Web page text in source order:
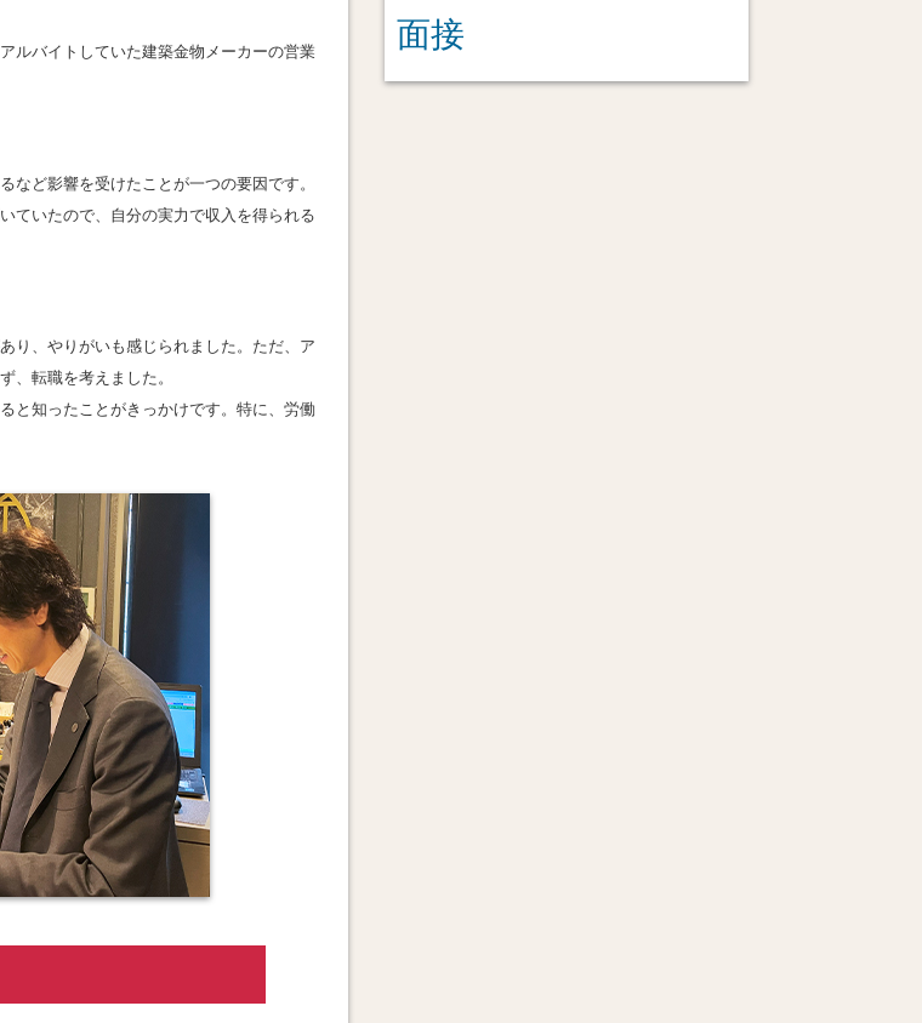
ルバイトしていた建築金物メーカーの営業
など影響を受けたことが一つの要因です。
ていたので、自分の実力で収入を得られる
り、やりがいも感じられました。ただ、ア
、転職を考えました。
と知ったことがきっかけです。特に、労働
面接